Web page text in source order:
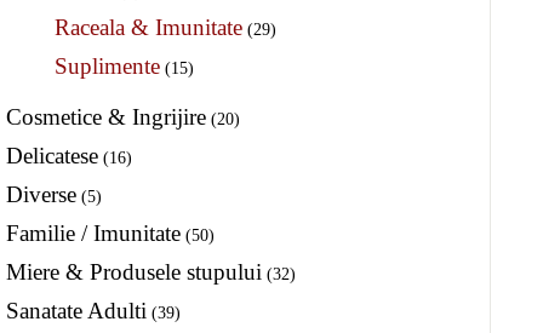
Raceala & Imunitate (29)
Suplimente (15)
Cosmetice & Ingrijire (20)
Delicatese (16)
Diverse (5)
Familie / Imunitate (50)
Miere & Produsele stupului (32)
Sanatate Adulti (39)